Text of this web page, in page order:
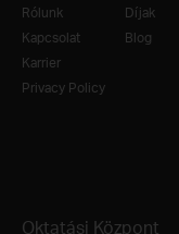
Rólunk
Kapcsolat
Karrier
Privacy Policy
Díjak
Blog
Oktatási Központ